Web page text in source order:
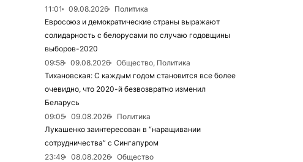
11:01
09.08.2026
Политика
Евросоюз и демократические страны выражают
солидарность с белорусами по случаю годовщины
выборов-2020
09:58
09.08.2026
Общество, Политика
Тихановская: С каждым годом становится все более
очевидно, что 2020-й безвозвратно изменил
Беларусь
09:05
09.08.2026
Политика
Лукашенко заинтересован в “наращивании
сотрудничества” с Сингапуром
23:49
08.08.2026
Общество